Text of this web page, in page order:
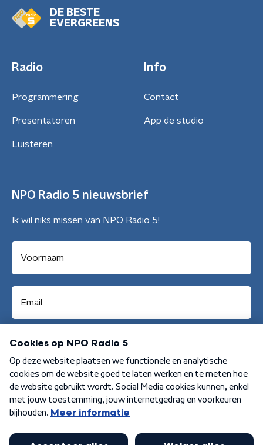
DE BESTE
EVERGREENS
Radio
Programmering
Presentatoren
Luisteren
Info
Contact
App de studio
NPO Radio 5 nieuwsbrief
Ik wil niks missen van NPO Radio 5!
Aanmelden
Algemene voorwaarden